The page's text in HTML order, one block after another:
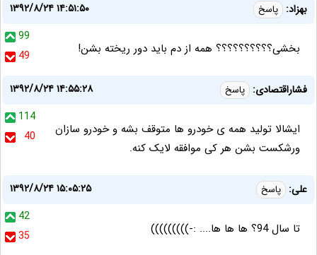
بهزاد: پاسخ
۱۳۹۲/۸/۲۴ ۱۴:۵۱:۵۰
99
49
بخشی؟؟؟؟؟؟؟؟؟؟ همه از دم باید دور ریخته بشن!
فشاراقتصادی: پاسخ
۱۳۹۲/۸/۲۴ ۱۴:۵۵:۲۸
114
40
ایشالا تولید همه ی خودرو ها متوقف بشه و خودرو سازان
ورشکست بشن هر کی موافقه لایک کنه.
علی: پاسخ
۱۳۹۲/۸/۲۴ ۱۵:۰۵:۲۵
42
35
تا سال 94؟ ها ها ها.... :-)))))))))